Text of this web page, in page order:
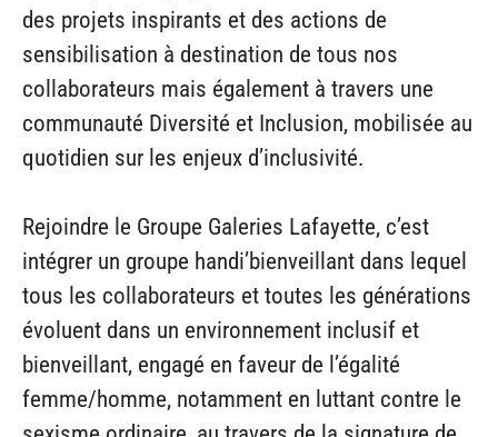
des projets inspirants et des actions de
sensibilisation à destination de tous nos
collaborateurs mais également à travers une
communauté Diversité et Inclusion, mobilisée au
quotidien sur les enjeux d’inclusivité.
Rejoindre le Groupe Galeries Lafayette, c’est
intégrer un groupe handi’bienveillant dans lequel
tous les collaborateurs et toutes les générations
évoluent dans un environnement inclusif et
bienveillant, engagé en faveur de l’égalité
femme/homme, notamment en luttant contre le